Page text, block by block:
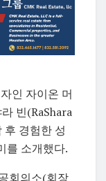
인 자이온 머
빈(RaShara
후 경험한 성
를 소개했다.
회의소(회장